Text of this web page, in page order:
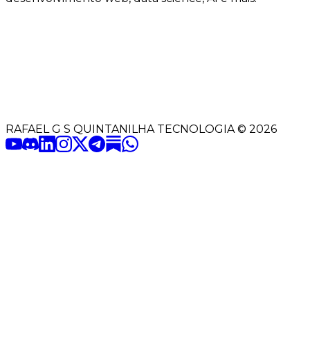
RAFAEL G S QUINTANILHA TECNOLOGIA © 2026